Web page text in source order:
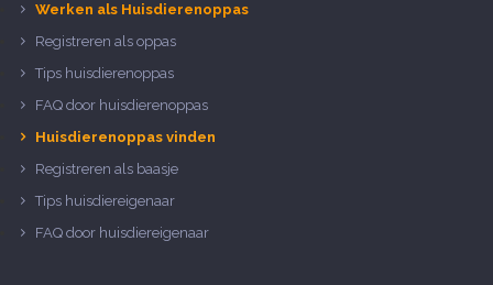
Werken als Huisdierenoppas
Registreren als oppas
Tips huisdierenoppas
FAQ door huisdierenoppas
Huisdierenoppas vinden
Registreren als baasje
Tips huisdiereigenaar
FAQ door huisdiereigenaar